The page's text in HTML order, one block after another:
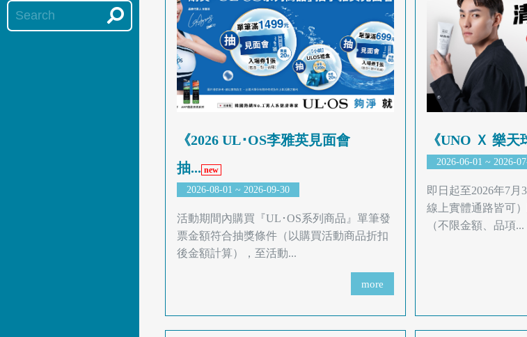
《2026 UL･OS李雅英見面會
抽... new
2026-08-01 ~ 2026-09-30
活動期間內購買『UL･OS系列商品』單筆發
票金額符合抽獎條件（以購買活動商品折扣
後金額計算），至活動...
more
《UNO Ｘ 樂
2026-06-01 ~ 2026-
即日起至2026年7
線上實體通路皆可
（不限金額、品項...